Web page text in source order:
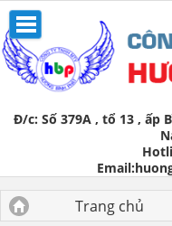
Đ/c: Số 379A , tổ 13 , ấp
Email:
Trang chủ